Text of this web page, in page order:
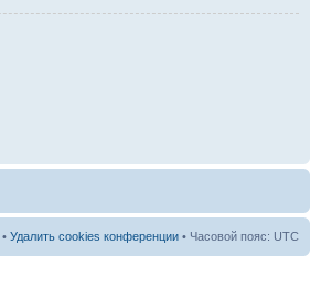
• Удалить cookies конференции • Часовой пояс: UTC